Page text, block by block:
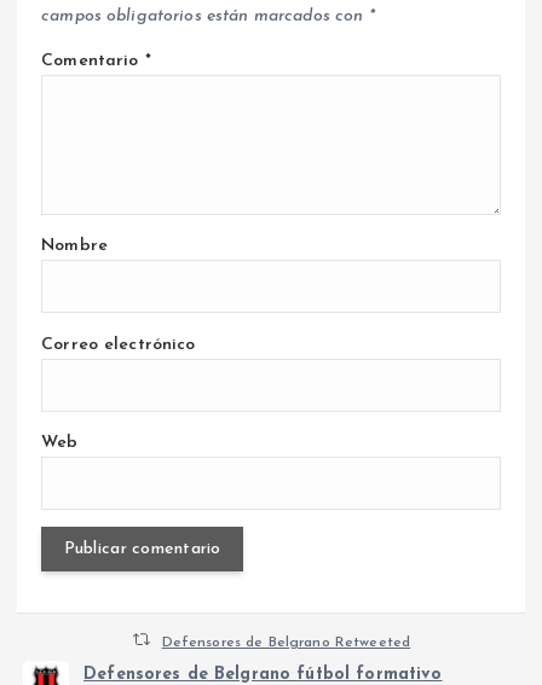
campos obligatorios están marcados con *
Comentario *
Nombre
Correo electrónico
Web
Defensores de Belgrano Retweeted
Defensores de Belgrano fútbol formativo